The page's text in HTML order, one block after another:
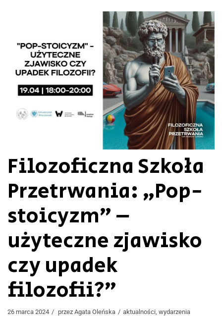
Filozoficzna Szkoła
Przetrwania: „Pop-
stoicyzm” –
użyteczne zjawisko
czy upadek
filozofii?”
26 marca 2024 przez Agata Oleńska aktualności wydarzenia